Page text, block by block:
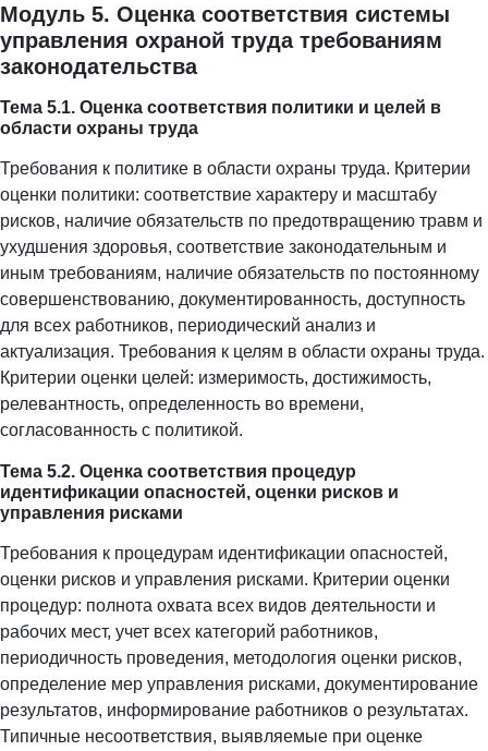
Модуль 5. Оценка соответствия системы
управления охраной труда требованиям
законодательства
Тема 5.1. Оценка соответствия политики и целей в
области охраны труда
Требования к политике в области охраны труда. Критерии
оценки политики: соответствие характеру и масштабу
рисков, наличие обязательств по предотвращению травм и
ухудшения здоровья, соответствие законодательным и
иным требованиям, наличие обязательств по постоянному
совершенствованию, документированность, доступность
для всех работников, периодический анализ и
актуализация. Требования к целям в области охраны труда.
Критерии оценки целей: измеримость, достижимость,
релевантность, определенность во времени,
согласованность с политикой.
Тема 5.2. Оценка соответствия процедур
идентификации опасностей, оценки рисков и
управления рисками
Требования к процедурам идентификации опасностей,
оценки рисков и управления рисками. Критерии оценки
процедур: полнота охвата всех видов деятельности и
рабочих мест, учет всех категорий работников,
периодичность проведения, методология оценки рисков,
определение мер управления рисками, документирование
результатов, информирование работников о результатах.
Типичные несоответствия, выявляемые при оценке